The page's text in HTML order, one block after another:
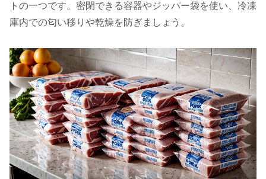
トの一つです。密閉できる容器やジッパー袋を使い、冷凍
庫内での匂い移りや乾燥を防ぎましょう。